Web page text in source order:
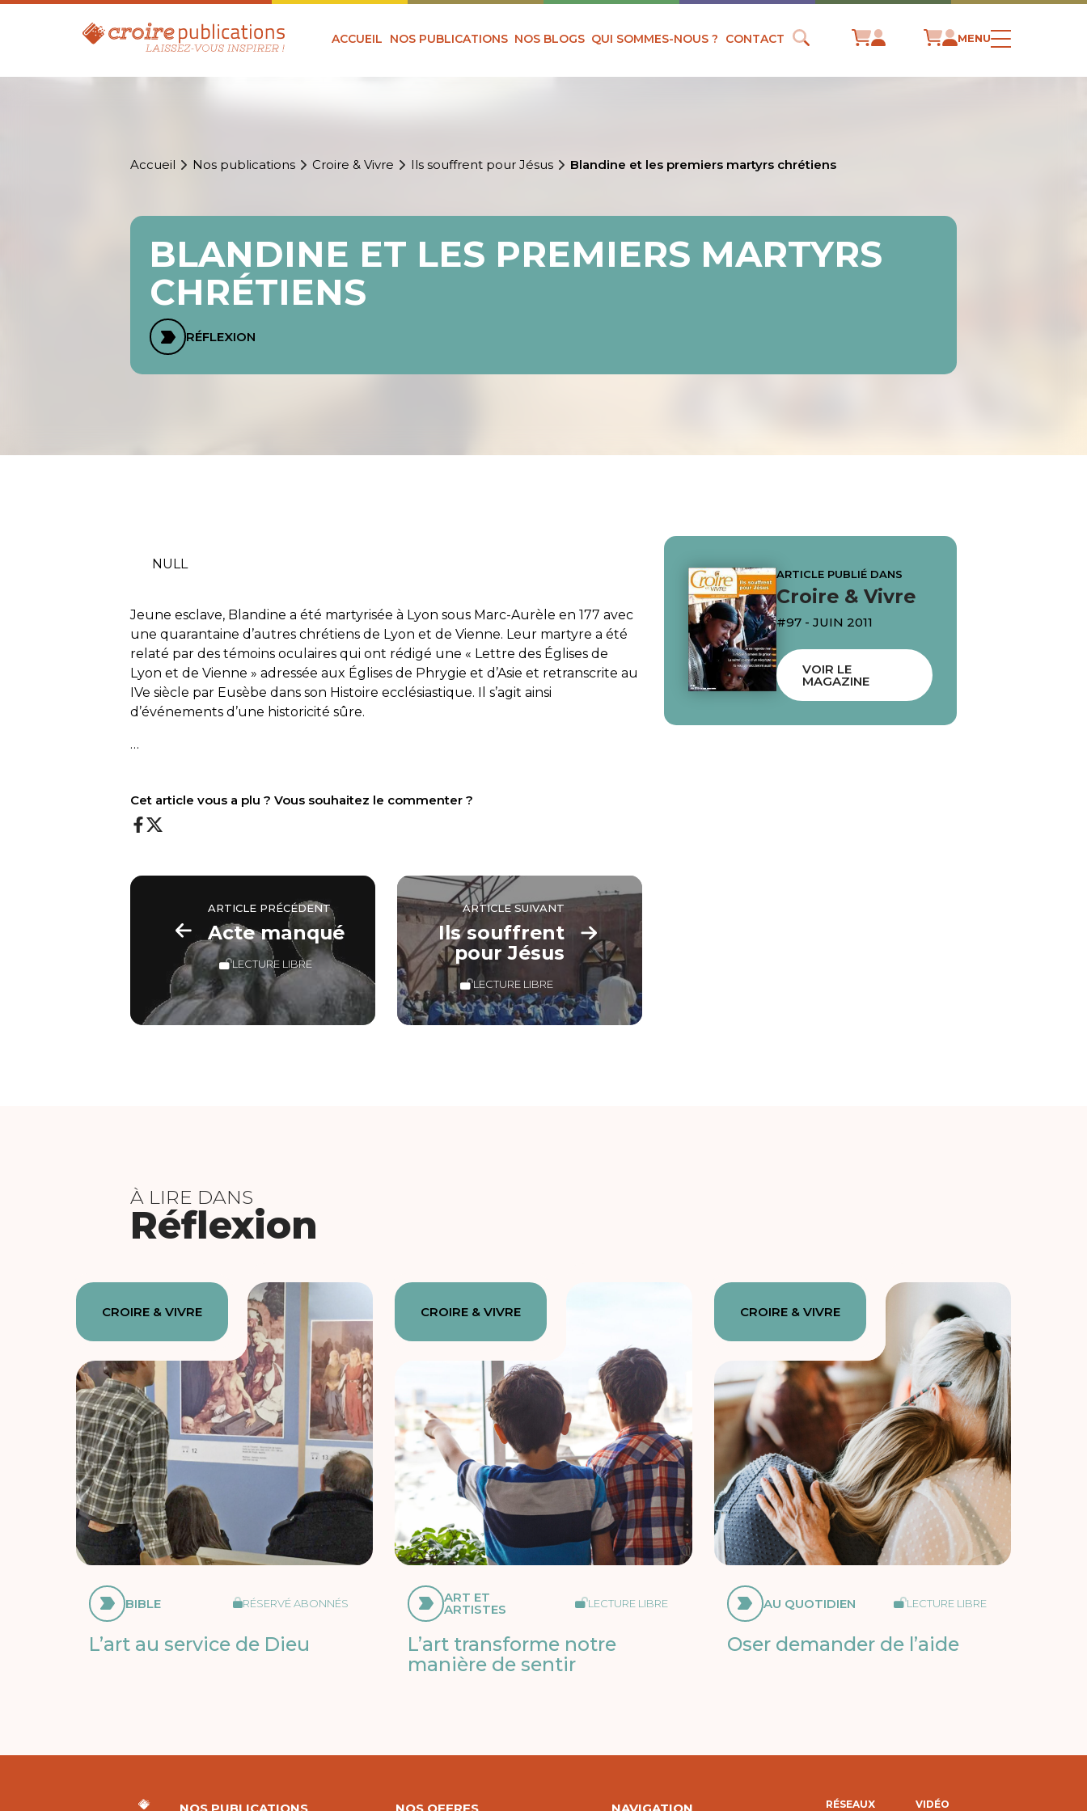
ACCUEIL NOS PUBLICATIONS NOS BLOGS QUI SOMMES-NOUS ? CONTACT MENU
Accueil Nos publications Croire & Vivre Ils souffrent pour Jésus Blandine et les premiers martyrs chrétiens
BLANDINE ET LES PREMIERS MARTYRS
CHRÉTIENS
RÉFLEXION
NULL
Jeune esclave, Blandine a été martyrisée à Lyon sous Marc-Aurèle en 177 avec
une quarantaine d’autres chrétiens de Lyon et de Vienne. Leur martyre a été
relaté par des témoins oculaires qui ont rédigé une « Lettre des Églises de
Lyon et de Vienne » adressée aux Églises de Phrygie et d’Asie et retranscrite au
IVe siècle par Eusèbe dans son Histoire ecclésiastique. Il s’agit ainsi
d’événements d’une historicité sûre.
…
Cet article vous a plu ? Vous souhaitez le commenter ?
ARTICLE PRÉCÉDENT
Acte manqué
LECTURE LIBRE
ARTICLE SUIVANT
Ils souffrent
pour Jésus
LECTURE LIBRE
ARTICLE PUBLIÉ DANS
Croire & Vivre
#97 - JUIN 2011
VOIR LE
MAGAZINE
À LIRE DANS
Réflexion
CROIRE & VIVRE
BIBLE RÉSERVÉ ABONNÉS
L’art au service de Dieu
CROIRE & VIVRE
ART ET
ARTISTES LECTURE LIBRE
L’art transforme notre
manière de sentir
CROIRE & VIVRE
AU QUOTIDIEN LECTURE LIBRE
Oser demander de l’aide
RÉSEAUX VIDÉO